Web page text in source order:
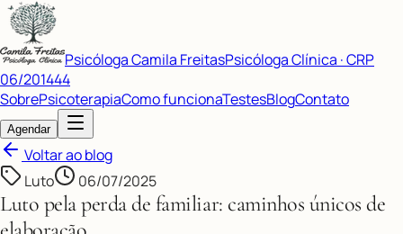
Psicóloga Camila FreitasPsicóloga Clínica · CRP
06/201444
SobrePsicoterapiaComo funcionaTestesBlogContato
Agendar
Voltar ao blog
Luto
06/07/2025
Luto pela perda de familiar: caminhos únicos de